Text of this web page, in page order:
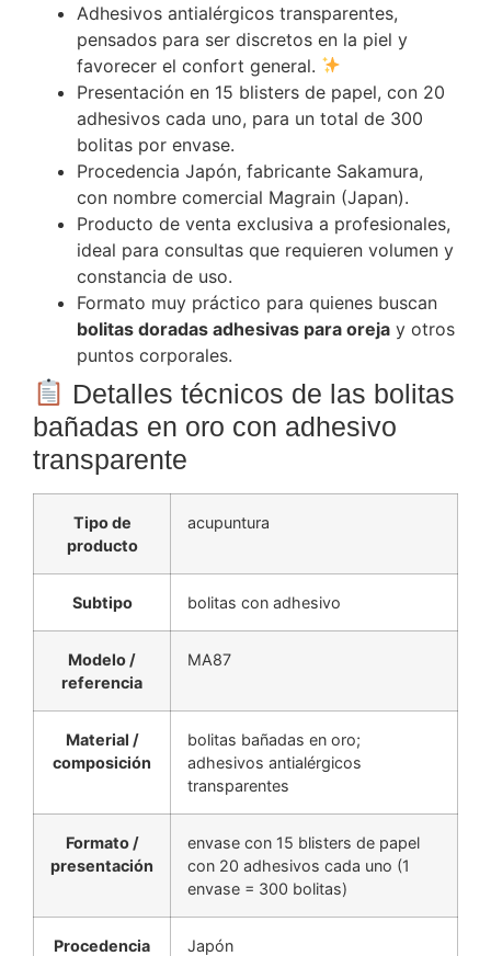
Adhesivos antialérgicos transparentes,
pensados para ser discretos en la piel y
favorecer el confort general.
Presentación en 15 blisters de papel, con 20
adhesivos cada uno, para un total de 300
bolitas por envase.
Procedencia Japón, fabricante Sakamura,
con nombre comercial Magrain (Japan).
Producto de venta exclusiva a profesionales,
ideal para consultas que requieren volumen y
constancia de uso.
Formato muy práctico para quienes buscan
bolitas doradas adhesivas para oreja y otros
puntos corporales.
Detalles técnicos de las bolitas
bañadas en oro con adhesivo
transparente
Tipo de
producto
acupuntura
Subtipo bolitas con adhesivo
Modelo /
referencia
MA87
Material /
composición
bolitas bañadas en oro;
adhesivos antialérgicos
transparentes
Formato /
presentación
envase con 15 blisters de papel
con 20 adhesivos cada uno (1
envase = 300 bolitas)
Procedencia Japón